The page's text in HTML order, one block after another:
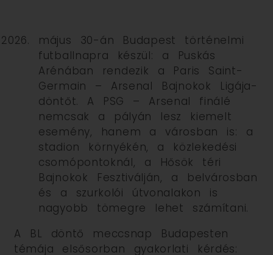
május 30-án Budapest történelmi
futballnapra készül: a Puskás
Arénában rendezik a Paris Saint-
Germain – Arsenal Bajnokok Ligája-
döntőt. A PSG – Arsenal finálé
nemcsak a pályán lesz kiemelt
esemény, hanem a városban is: a
stadion környékén, a közlekedési
csomópontoknál, a Hősök téri
Bajnokok Fesztiválján, a belvárosban
és a szurkolói útvonalakon is
nagyobb tömegre lehet számítani.
A BL döntő meccsnap Budapesten
témája elsősorban gyakorlati kérdés: